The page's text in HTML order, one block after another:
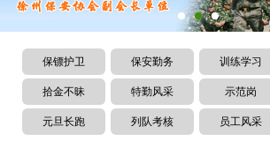
保镖护卫 保安勤务 训练学习
拾金不昧 特勤风采 示范岗
元旦长跑 列队考核 员工风采